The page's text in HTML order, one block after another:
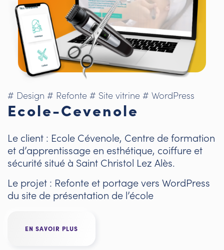
# Design # Refonte # Site vitrine # WordPress
Ecole-Cevenole
Le client : Ecole Cévenole, Centre de formation
et d’apprentissage en esthétique, coiffure et
sécurité situé à Saint Christol Lez Alès.
Le projet : Refonte et portage vers WordPress
du site de présentation de l’école
EN SAVOIR PLUS